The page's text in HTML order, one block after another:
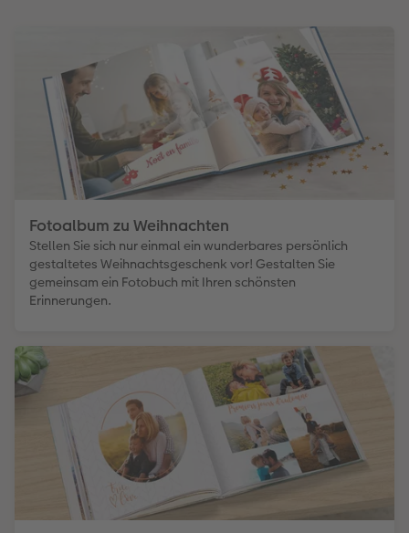
Fotoalbum zu Weihnachten
Stellen Sie sich nur einmal ein wunderbares persönlich
gestaltetes Weihnachtsgeschenk vor! Gestalten Sie
gemeinsam ein Fotobuch mit Ihren schönsten
Erinnerungen.